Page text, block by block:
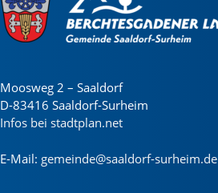
Moosweg 2 – Saaldorf
D-83416 Saaldorf-Surheim
Infos bei stadtplan.net
E-Mail: gemeinde@saaldorf-surheim.de